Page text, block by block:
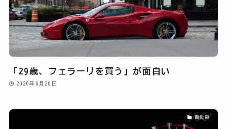
「29歳、フェラーリを買う」が面白い
2020年6月20日
自動車